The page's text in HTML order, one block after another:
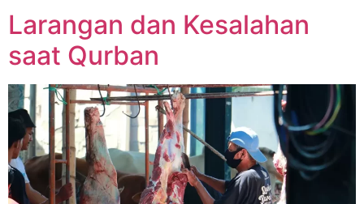
Larangan dan Kesalahan
saat Qurban